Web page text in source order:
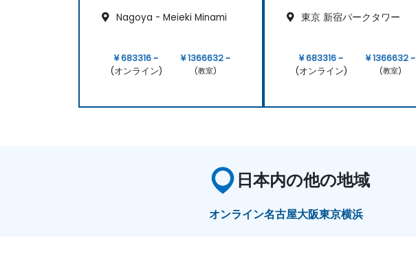
Nagoya - Meieki Minami
¥ 683316 ~
(オンライン)
¥ 1366632 ~
(教室)
東京 新宿パークタワー
¥ 683316 ~
(オンライン)
¥ 1366632 ~
(教室)
日本内の他の地域
オンライン名古屋大阪東京横浜